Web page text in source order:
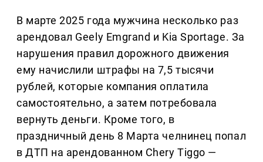
В марте 2025 года мужчина несколько раз
арендовал Geely Emgrand и Kia Sportage. За
нарушения правил дорожного движения
ему начислили штрафы на 7,5 тысячи
рублей, которые компания оплатила
самостоятельно, а затем потребовала
вернуть деньги. Кроме того, в
праздничный день 8 Марта челнинец попал
в ДТП на арендованном Chery Tiggo —